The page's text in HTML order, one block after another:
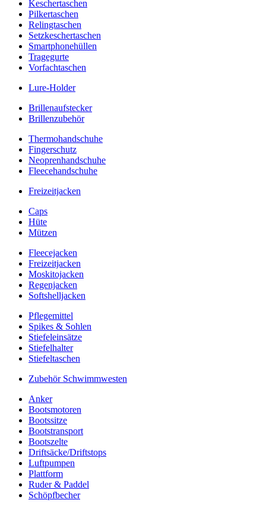
Keschertaschen
Pilkertaschen
Relingtaschen
Setzkeschertaschen
Smartphonehüllen
Tragegurte
Vorfachtaschen
Lure-Holder
Brillenaufstecker
Brillenzubehör
Thermohandschuhe
Fingerschutz
Neoprenhandschuhe
Fleecehandschuhe
Freizeitjacken
Caps
Hüte
Mützen
Fleecejacken
Freizeitjacken
Moskitojacken
Regenjacken
Softshelljacken
Pflegemittel
Spikes & Sohlen
Stiefeleinsätze
Stiefelhalter
Stiefeltaschen
Zubehör Schwimmwesten
Anker
Bootsmotoren
Bootssitze
Bootstransport
Bootszelte
Driftsäcke/Driftstops
Luftpumpen
Plattform
Ruder & Paddel
Schöpfbecher